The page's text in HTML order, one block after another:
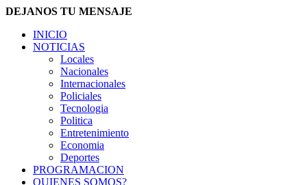
DEJANOS TU MENSAJE
INICIO
NOTICIAS
Locales
Nacionales
Internacionales
Policiales
Tecnologia
Politica
Entretenimiento
Economia
Deportes
PROGRAMACION
QUIENES SOMOS?